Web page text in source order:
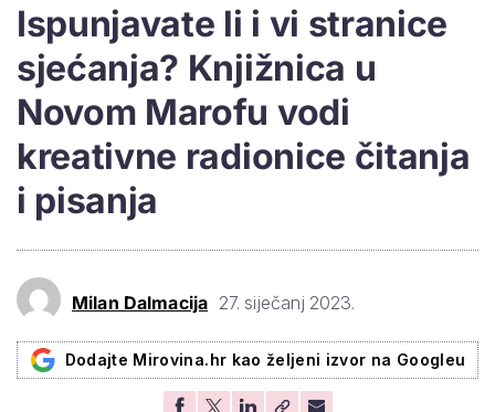
Ispunjavate li i vi stranice
sjećanja? Knjižnica u
Novom Marofu vodi
kreativne radionice čitanja
i pisanja
Milan Dalmacija 27. siječanj 2023.
Dodajte Mirovina.hr kao željeni izvor na Googleu